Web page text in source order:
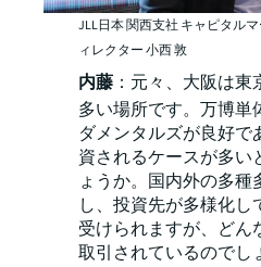
JLL日本 関西支社 キャピタル
ィレクター 小西 敦
内藤 ：元々、大阪は
多い場所です。万博単
ダメンタルズが良好で
資されるケースが多い
ょうか。国内外の多種
し、投資先が多様化し
受けられますが、どん
取引されているのでし